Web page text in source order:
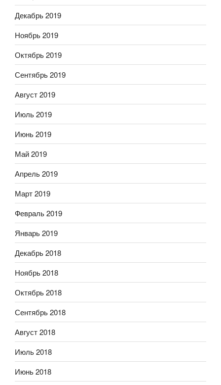
Декабрь 2019
Ноябрь 2019
Октябрь 2019
Сентябрь 2019
Август 2019
Июль 2019
Июнь 2019
Май 2019
Апрель 2019
Март 2019
Февраль 2019
Январь 2019
Декабрь 2018
Ноябрь 2018
Октябрь 2018
Сентябрь 2018
Август 2018
Июль 2018
Июнь 2018